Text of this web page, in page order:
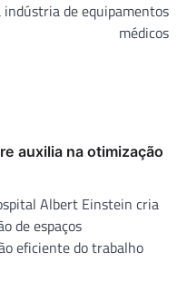
indústria de equipamentos
médicos
auxilia na otimização
Albert Einstein cria
de espaços
eficiente do trabalho